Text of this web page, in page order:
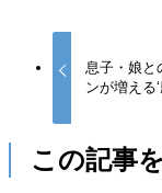
息子・娘と
ンが増える
この記事